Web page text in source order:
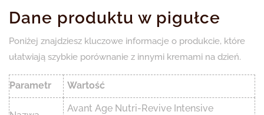
Dane produktu w pigułce
Poniżej znajdziesz kluczowe informacje o produkcie, które
ułatwiają szybkie porównanie z innymi kremami na dzień.
Parametr Wartość
Avant Age Nutri-Revive Intensive